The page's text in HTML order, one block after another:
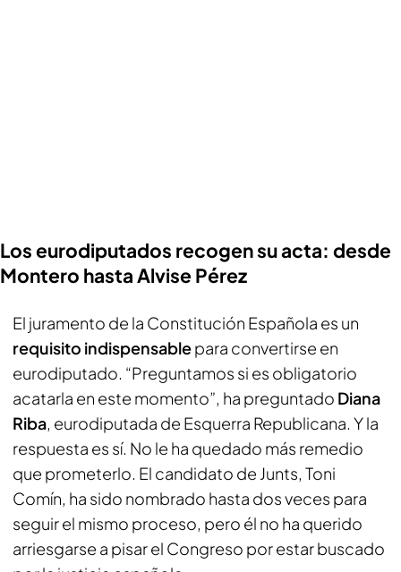
Los eurodiputados recogen su acta: desde
Montero hasta Alvise Pérez
El juramento de la Constitución Española es un
requisito indispensablepara convertirse en
eurodiputado. “Preguntamos si es obligatorio
acatarla en este momento”, ha preguntado Diana
Riba, eurodiputada de Esquerra Republicana. Y la
respuesta es sí. No le ha quedado más remedio
que prometerlo. El candidato de Junts, Toni
Comín, ha sido nombrado hasta dos veces para
seguir el mismo proceso, pero él no ha querido
arriesgarse a pisar el Congreso por estar buscado